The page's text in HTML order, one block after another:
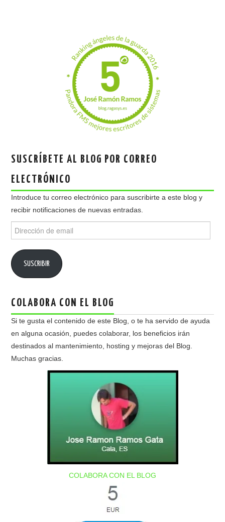
SUSCRÍBETE AL BLOG POR CORREO
ELECTRÓNICO
Introduce tu correo electrónico para suscribirte a este blog y
recibir notificaciones de nuevas entradas.
de
SUSCRIBIR
COLABORA CON EL BLOG
Si te gusta el contenido de este Blog, o te ha servido de ayuda
en alguna ocasión, puedes colaborar, los beneficios irán
destinados al mantenimiento, hosting y mejoras del Blog.
Muchas gracias.
COLABORA CON EL BLOG